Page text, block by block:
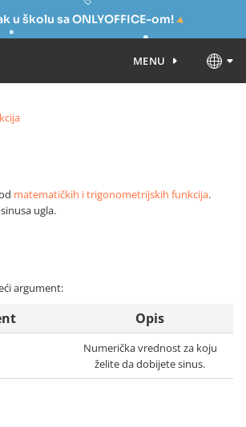
u školu sa ONLYOFFICE-om!
MENU
matematičkih i trigonometrijskih funkcija.
ugla.
argument:
Opis
Numerička vrednost za koju
želite da dobijete sinus.